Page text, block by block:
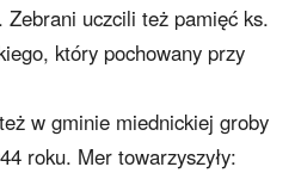
Zebrani uczcili też pamięć ks.
który pochowany przy
w gminie miednickiej groby
roku. Mer towarzyszyły: